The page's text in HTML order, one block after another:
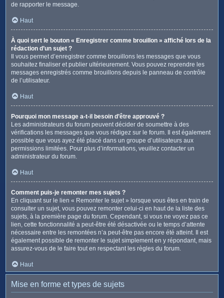
de rapporter le message.
Haut
À quoi sert le bouton « Enregistrer comme brouillon » affiché lors de la
rédaction d’un sujet ?
Il vous permet d’enregistrer comme brouillons les messages que vous
souhaitez finaliser et publier ultérieurement. Vous pouvez reprendre les
messages enregistrés comme brouillons depuis le panneau de contrôle
de l’utilisateur.
Haut
Pourquoi mon message a-t-il besoin d’être approuvé ?
Les administrateurs du forum peuvent décider de soumettre à des
vérifications les messages que vous rédigez sur le forum. Il est également
possible que vous ayez été placé dans un groupe d’utilisateurs aux
permissions limitées. Pour plus d’informations, veuillez contacter un
administrateur du forum.
Haut
Comment puis-je remonter mes sujets ?
En cliquant sur le lien « Remonter le sujet » lorsque vous êtes en train de
consulter un sujet, vous pouvez remonter celui-ci en haut de la liste des
sujets, à la première page du forum. Cependant, si vous ne voyez pas ce
lien, cette fonctionnalité a peut-être été désactivée ou le temps d’attente
nécessaire entre les remontées n’a peut-être pas encore été atteint. Il est
également possible de remonter le sujet simplement en y répondant, mais
assurez-vous de le faire tout en respectant les règles du forum.
Haut
Mise en forme et types de sujets